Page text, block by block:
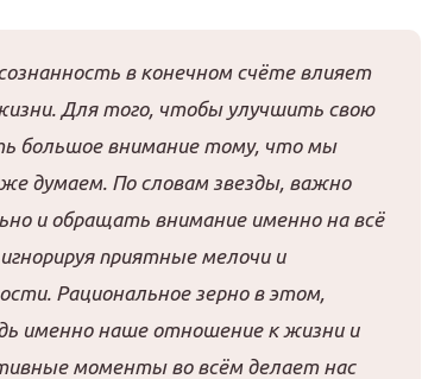
в конечном счёте влияет
Для того, чтобы улучшить свою
большое внимание тому, что мы
думаем. По словам звезды, важно
и обращать внимание именно на всё
приятные мелочи и
Рациональное зерно в этом,
именно наше отношение к жизни и
моменты во всём делает нас